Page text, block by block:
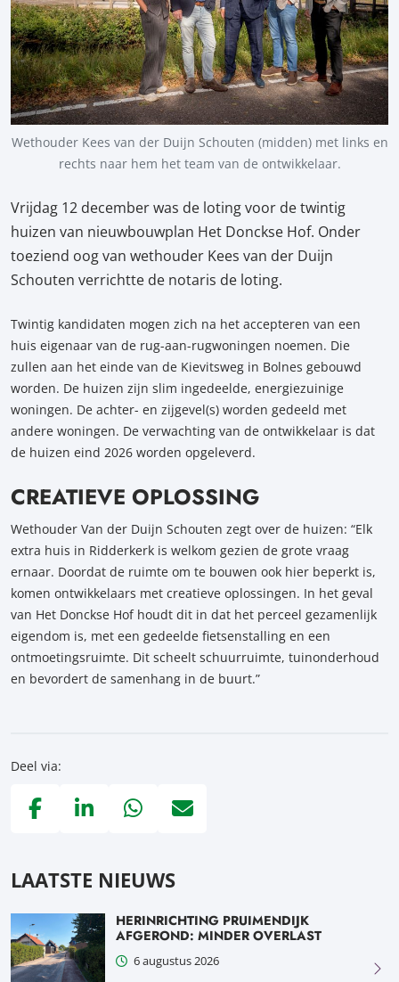
Wethouder Kees van der Duijn Schouten (midden) met links en
rechts naar hem het team van de ontwikkelaar.
Vrijdag 12 december was de loting voor de twintig
huizen van nieuwbouwplan Het Donckse Hof. Onder
toeziend oog van wethouder Kees van der Duijn
Schouten verrichtte de notaris de loting.
Twintig kandidaten mogen zich na het accepteren van een
huis eigenaar van de rug-aan-rugwoningen noemen. Die
zullen aan het einde van de Kievitsweg in Bolnes gebouwd
worden. De huizen zijn slim ingedeelde, energiezuinige
woningen. De achter- en zijgevel(s) worden gedeeld met
andere woningen. De verwachting van de ontwikkelaar is dat
de huizen eind 2026 worden opgeleverd.
CREATIEVE OPLOSSING
Wethouder Van der Duijn Schouten zegt over de huizen: “Elk
extra huis in Ridderkerk is welkom gezien de grote vraag
ernaar. Doordat de ruimte om te bouwen ook hier beperkt is,
komen ontwikkelaars met creatieve oplossingen. In het geval
van Het Donckse Hof houdt dit in dat het perceel gezamenlijk
eigendom is, met een gedeelde fietsenstalling en een
ontmoetingsruimte. Dit scheelt schuurruimte, tuinonderhoud
en bevordert de samenhang in de buurt.”
Deel via:
LAATSTE NIEUWS
HERINRICHTING PRUIMENDIJK
AFGEROND: MINDER OVERLAST
6 augustus 2026